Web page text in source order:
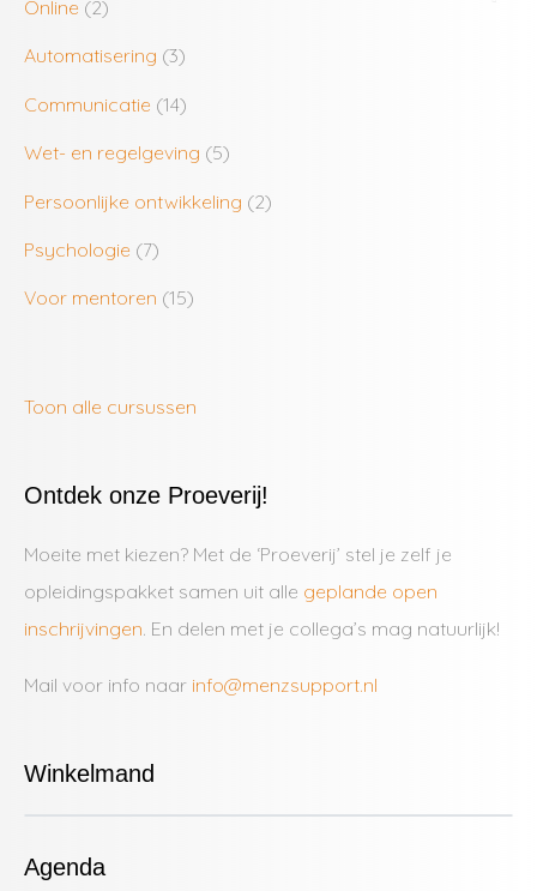
Online (2)
Automatisering (3)
Communicatie (14)
Wet- en regelgeving (5)
Persoonlijke ontwikkeling (2)
Psychologie (7)
Voor mentoren (15)
Toon alle cursussen
Ontdek onze Proeverij!
Moeite met kiezen? Met de ‘Proeverij’ stel je zelf je
opleidingspakket samen uit alle geplande open
inschrijvingen . En delen met je collega’s mag natuurlijk!
Mail voor info naar info@menzsupport.nl
Winkelmand
Agenda